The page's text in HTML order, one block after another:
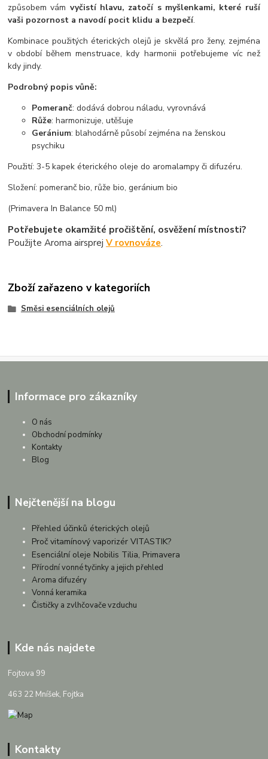
způsobem vám vyčistí hlavu, zatočí s myšlenkami, které ruší
vaši pozornost a navodí pocit klidu a bezpečí.
Kombinace použitých éterických olejů je skvělá pro ženy, zejména
v období během menstruace, kdy harmonii potřebujeme víc než
kdy jindy.
Podrobný popis vůně:
Pomeranč: dodává dobrou náladu, vyrovnává
Růže: harmonizuje, utěšuje
Geránium: blahodárně působí zejména na ženskou
psychiku
Použití: 3-5 kapek éterického oleje do aromalampy či difuzéru.
Složení: pomeranč bio, růže bio, geránium bio
(Primavera In Balance 50 ml)
Potřebujete okamžité pročištění, osvěžení místnosti?
Použijte Aroma airsprejV rovnováze.
Zboží zařazeno v kategoriích
Směsi esenciálních olejů
Informace pro zákazníky
O nás
Obchodní podmínky
Kontakty
Blog
Nejčtenější na blogu
Přehled účinků éterických olejů
Proč vitamínový vaporizér VITASTIK?
Esenciální oleje Nobilis Tilia, Primavera
Přírodní vonné tyčinky a jejich přehled
Aroma difuzéry
Vonná keramika
Čističky a zvlhčovače vzduchu
Kde nás najdete
Fojtova 99
463 22 Mníšek, Fojtka
Kontakty